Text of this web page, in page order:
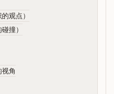
观点）
撞）
角